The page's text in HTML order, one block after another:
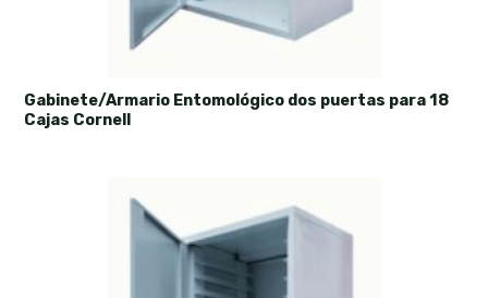
Gabinete/Armario Entomológico dos puertas para 18
Cajas Cornell